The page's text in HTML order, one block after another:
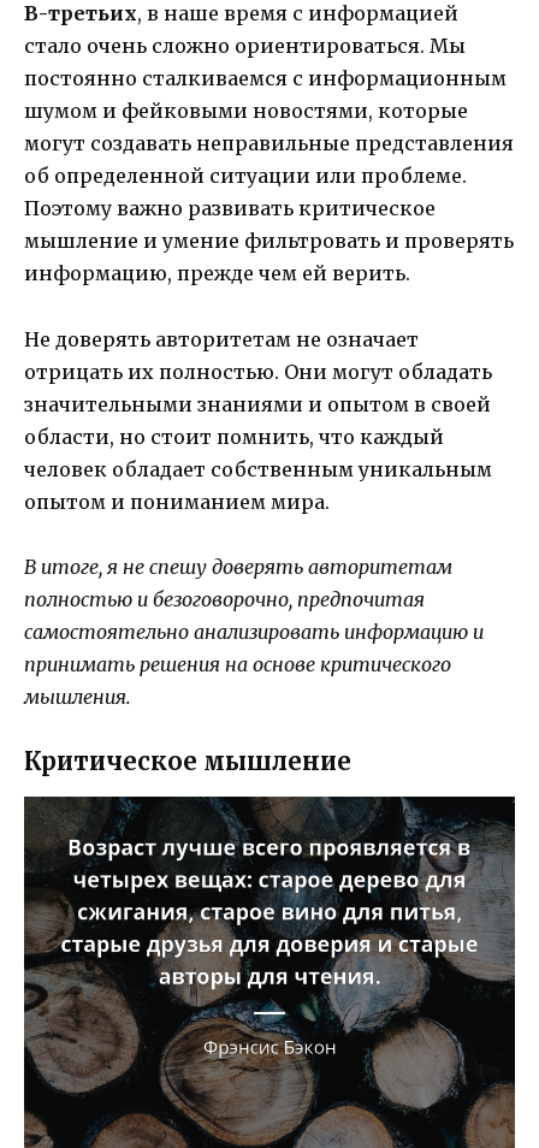
В-третьих, в наше время с информацией
стало очень сложно ориентироваться. Мы
постоянно сталкиваемся с информационным
шумом и фейковыми новостями, которые
могут создавать неправильные представления
об определенной ситуации или проблеме.
Поэтому важно развивать критическое
мышление и умение фильтровать и проверять
информацию, прежде чем ей верить.
Не доверять авторитетам не означает
отрицать их полностью. Они могут обладать
значительными знаниями и опытом в своей
области, но стоит помнить, что каждый
человек обладает собственным уникальным
опытом и пониманием мира.
В итоге, я не спешу доверять авторитетам
полностью и безоговорочно, предпочитая
самостоятельно анализировать информацию и
принимать решения на основе критического
мышления.
Критическое мышление